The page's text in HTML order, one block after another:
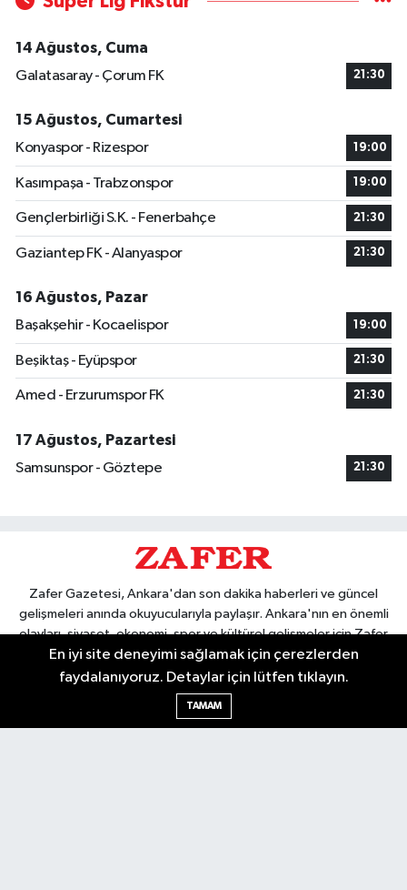
14 Ağustos, Cuma
Galatasaray - Çorum FK
21:30
15 Ağustos, Cumartesi
Konyaspor - Rizespor
19:00
Kasımpaşa - Trabzonspor 19:00
Gençlerbirliği S.K. - Fenerbahçe 21:30
Gaziantep FK - Alanyaspor 21:30
16 Ağustos, Pazar
Başakşehir - Kocaelispor
19:00
Beşiktaş - Eyüpspor 21:30
Amed - Erzurumspor FK 21:30
17 Ağustos, Pazartesi
Samsunspor - Göztepe
21:30
Zafer Gazetesi, Ankara'dan son dakika haberleri ve güncel
gelişmeleri anında okuyucularıyla paylaşır. Ankara'nın en önemli
olayları, siyaset, ekonomi, spor ve kültürel gelişmeler için Zafer
Gazetesi'ni takip edin. Başkentin güvendiği haber kaynağı.
En iyi site deneyimi sağlamak için çerezlerden
faydalanıyoruz. Detaylar için lütfen tıklayın.
TAMAM